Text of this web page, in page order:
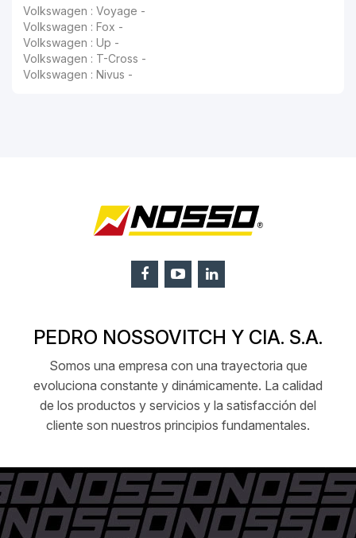
Volkswagen : Voyage -
Volkswagen : Fox -
Volkswagen : Up -
Volkswagen : T-Cross -
Volkswagen : Nivus -
PEDRO NOSSOVITCH Y CIA. S.A.
Somos una empresa con una trayectoria que
evoluciona constante y dinámicamente. La calidad
de los productos y servicios y la satisfacción del
cliente son nuestros principios fundamentales.